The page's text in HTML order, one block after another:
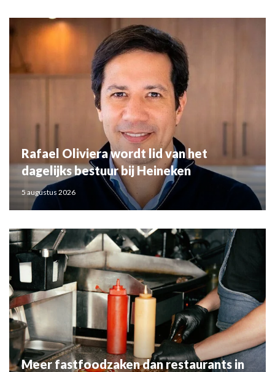
Rafael Oliviera wordt lid van het
dagelijks bestuur bij Heineken
5 augustus 2026
Meer fastfoodzaken dan restaurants in